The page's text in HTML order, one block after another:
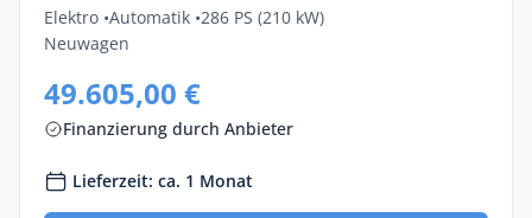
Elektro •Automatik •286 PS (210 kW)
Neuwagen
49.605,00 €
Finanzierung durch Anbieter
Lieferzeit: ca. 1 Monat